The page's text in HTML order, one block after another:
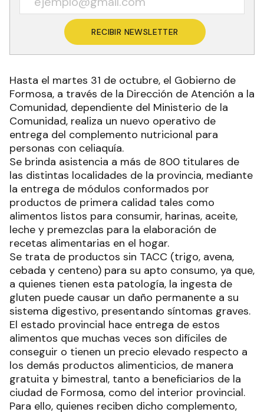
RECIBIR NEWSLETTER
Hasta el martes 31 de octubre, el Gobierno de
Formosa, a través de la Dirección de Atención a la
Comunidad, dependiente del Ministerio de la
Comunidad, realiza un nuevo operativo de
entrega del complemento nutricional para
personas con celiaquía.
Se brinda asistencia a más de 800 titulares de
las distintas localidades de la provincia, mediante
la entrega de módulos conformados por
productos de primera calidad tales como
alimentos listos para consumir, harinas, aceite,
leche y premezclas para la elaboración de
recetas alimentarias en el hogar.
Se trata de productos sin TACC (trigo, avena,
cebada y centeno) para su apto consumo, ya que,
a quienes tienen esta patología, la ingesta de
gluten puede causar un daño permanente a su
sistema digestivo, presentando síntomas graves.
El estado provincial hace entrega de estos
alimentos que muchas veces son difíciles de
conseguir o tienen un precio elevado respecto a
los demás productos alimenticios, de manera
gratuita y bimestral, tanto a beneficiarios de la
ciudad de Formosa, como del interior provincial.
Para ello, quienes reciben dicho complemento,